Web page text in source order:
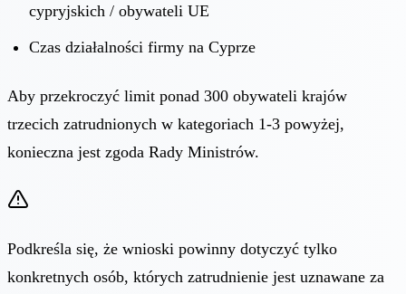
cypryjskich / obywateli UE
Czas działalności firmy na Cyprze
Aby przekroczyć limit ponad 300 obywateli krajów
trzecich zatrudnionych w kategoriach 1-3 powyżej,
konieczna jest zgoda Rady Ministrów.
Podkreśla się, że wnioski powinny dotyczyć tylko
konkretnych osób, których zatrudnienie jest uznawane za